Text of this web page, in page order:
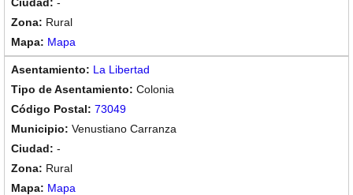
Rural
Mapa
La Libertad
Colonia
73049
Venustiano Carranza
-
Rural
Mapa